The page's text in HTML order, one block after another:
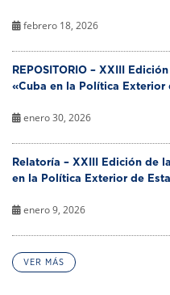
febrero 18, 2026
REPOSITORIO – XXIII
«Cuba en la Política Exterior
enero 30, 2026
Relatoría – XXIII Edición de
en la Política Exterior de
enero 9, 2026
VER MÁS